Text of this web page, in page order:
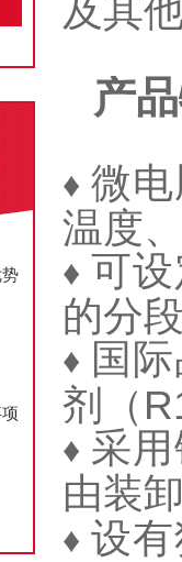
及其
产
♦微
温度
♦ 可
的分
♦ 国
剂
（
♦ 采
由装
♦设